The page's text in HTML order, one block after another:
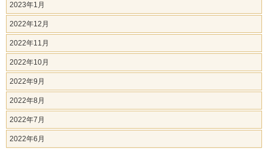
2023年1月
2022年12月
2022年11月
2022年10月
2022年9月
2022年8月
2022年7月
2022年6月